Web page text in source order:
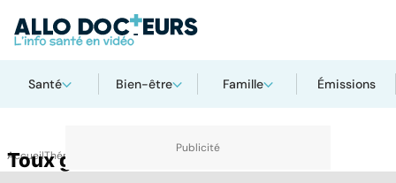
Santé Bien-être Famille Émissions
AccueilThématiques
Toux grasse